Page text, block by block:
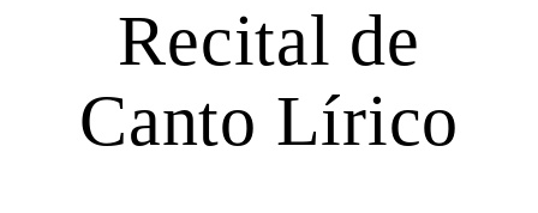
Recital de
Canto Lírico